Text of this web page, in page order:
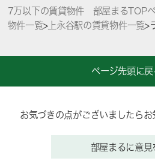
7万以下の賃貸物件 部屋まるTOP
物件一覧>上永谷駅の賃貸物件一覧>
ページ先頭に戻
お気づきの点がございましたらお
部屋まるに意見